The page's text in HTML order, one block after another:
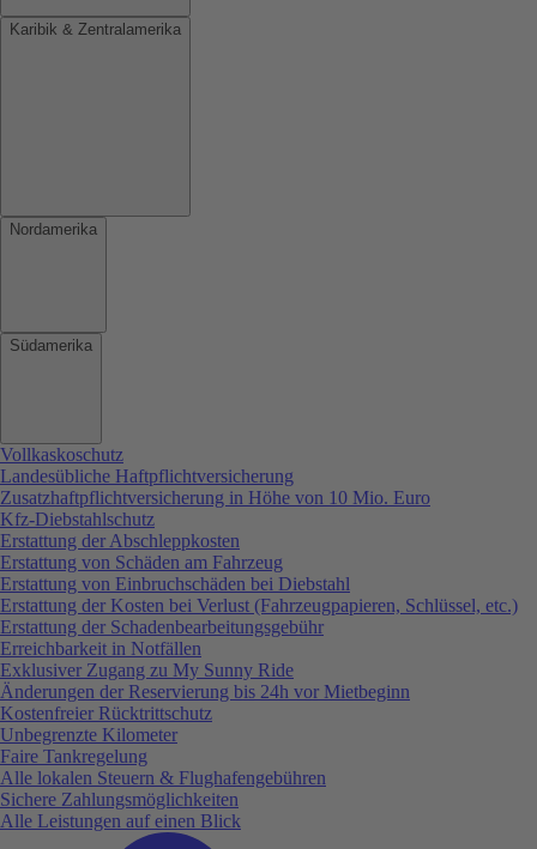
Karibik & Zentralamerika
Nordamerika
Südamerika
Vollkaskoschutz
Landesübliche Haftpflichtversicherung
Zusatzhaftpflichtversicherung in Höhe von 10 Mio. Euro
Kfz-Diebstahlschutz
Erstattung der Abschleppkosten
Erstattung von Schäden am Fahrzeug
Erstattung von Einbruchschäden bei Diebstahl
Erstattung der Kosten bei Verlust (Fahrzeugpapieren, Schlüssel, etc.)
Erstattung der Schadenbearbeitungsgebühr
Erreichbarkeit in Notfällen
Exklusiver Zugang zu My Sunny Ride
Änderungen der Reservierung bis 24h vor Mietbeginn
Kostenfreier Rücktrittschutz
Unbegrenzte Kilometer
Faire Tankregelung
Alle lokalen Steuern & Flughafengebühren
Sichere Zahlungsmöglichkeiten
Alle Leistungen auf einen Blick